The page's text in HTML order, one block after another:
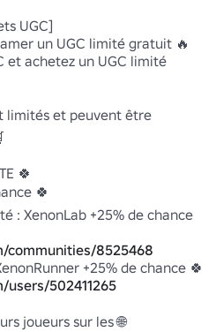
UGC]
un UGC limité gratuit 🔥
et achetez un UGC limité
limités et peuvent être
🍀
🍀
: XenonLab +25% de chance
communities/8525468
+25% de chance 🍀
users/502411265
joueurs sur les 🌐